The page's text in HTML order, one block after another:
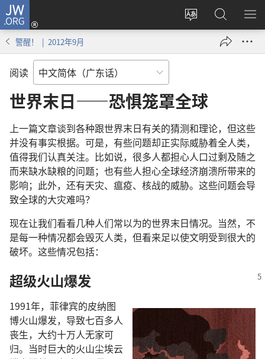
JW.ORG
更
言
登
录
（打
口）
搜
索
JW.ORG
显
警醒！ | 2012年9月
阅读
世界末日——恐惧笼罩全球
上一篇文章谈到各种跟世界末日有关的猜测和理论，但这些
并没有事实根据。可是，有些问题却正实际威胁着全人类，
值得我们认真关注。比如说，很多人都担心人口过剩及随之
而来缺水缺粮的问题；也有些人担心全球经济崩溃所带来的
影响；此外，还有天灾、瘟疫、核战的威胁。这些问题会导
致全球的大灾难吗？
现在让我们看看几种人们常以为的世界末日情况。当然，不
是每一种情况都会毁灭人类，但看来足以使文明受到很大的
破坏。这些情况包括：
超级火山爆发
1991年，菲律宾的皮纳图
博火山爆发，导致七百多人
丧生，大约十万人无家可
归。当时巨大的火山尘埃云